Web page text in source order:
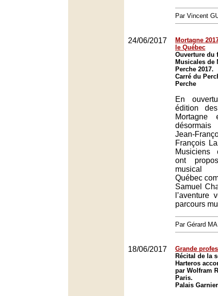
Par Vincent
24/06/2017
Mortagne
le Québec
Ouverture du
Musicales de
Perche 2017.
Carré du
Perche
En
édition
Mortagne
Jean-
François
Musiciens
ont
musical
Québec
Samuel
l’aventure
parcours
Par Gérard
18/06/2017
Grande
Récital de la
Harteros
par Wolfram
Paris.
Palais